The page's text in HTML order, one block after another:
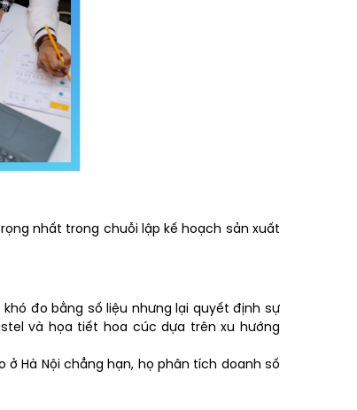
nhất trong chuỗi lập kế hoạch sản xuất
đo bằng số liệu nhưng lại quyết định sự
và họa tiết hoa cúc dựa trên xu hướng
Hà Nội chẳng hạn, họ phân tích doanh số